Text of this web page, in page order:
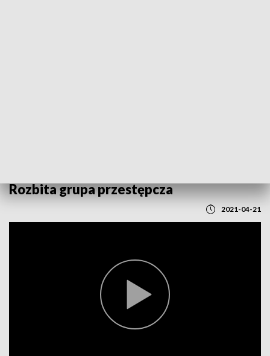
Rozbita grupa przestępcza
2021-04-21